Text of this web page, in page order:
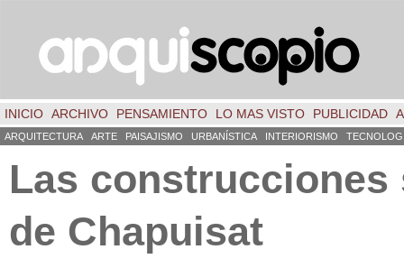
INICIO ARCHIVO PENSAMIENTO LO MAS VISTO PUBLICIDAD
ARQUITECTURA ARTE PAISAJISMO URBANÍSTICA INTERIORISMO
Las construcciones
de Chapuisat